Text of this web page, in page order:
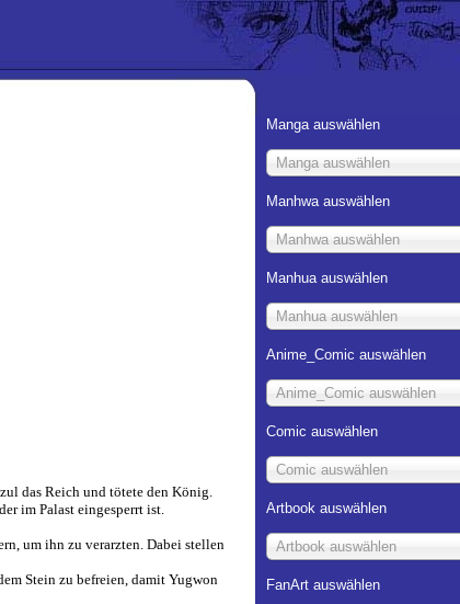
das Reich und tötete den König.
im Palast eingesperrt ist.
um ihn zu verarzten. Dabei stellen
Stein zu befreien, damit Yugwon
Manga auswählen
Manga auswählen
Manhwa auswählen
Manhwa auswählen
Manhua auswählen
Manhua auswählen
Anime_Comic auswählen
Anime_Comic auswählen
Comic auswählen
Comic auswählen
Artbook auswählen
Artbook auswählen
FanArt auswählen